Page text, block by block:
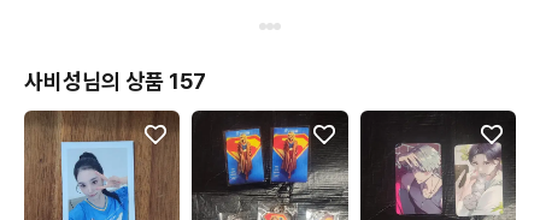
사비성님의 상품 157